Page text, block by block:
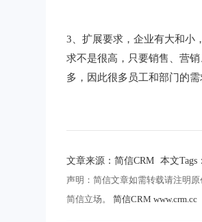
3、扩展要求，企业有大和小
求不是很高，只要销售、营
多，因此很多员工和部门的
文章来源：简信CRM 本文Tags
声明：简信文章如需转载请注明
简信立场。
简信CRM www.crm.cc